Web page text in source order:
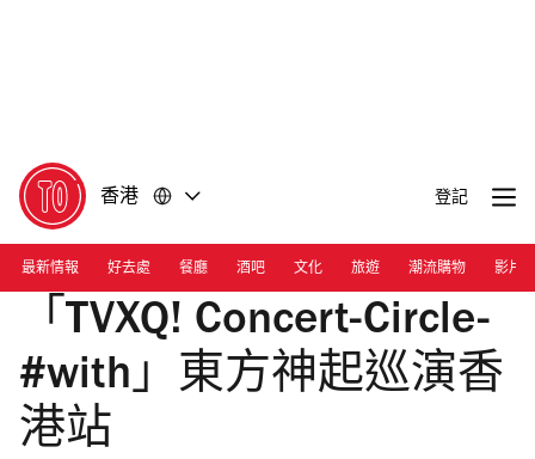
香港 登記
最新情報 好去處 餐廳 酒吧 文化 旅遊 潮流購物 影片
「TVXQ! Concert-Circle-
#with」東方神起巡演香
港站